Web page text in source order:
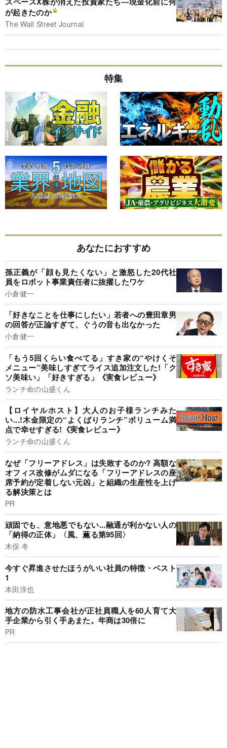
が起きたのか
The Wall Street Journal
特集
あなたにおすすめ
孫正義が「顔も見たくない」と激怒した20代社
員をロボット事業責任者に抜擢したワケ
小倉健一
「好きなことを仕事にしたい」若者への豊田章男
の回答が正論すぎて、ぐうの音も出なかった
小倉健一
「もう5回くらい食べてる」すき家の“やけくそ
メニュー”美味しすぎてライス追加注文した!「ク
ソ美味い」「好きすぎる」《実食レビュー》
ランチ命の山盛くん
【ロイヤルホスト】大人のお子様ランチみた
い...!木金限定の“よくばりランチ”ボリューム満
点で幸せすぎる!《実食レビュー》
ランチ命の山盛くん
なぜ「フリーアドレス」は失敗するのか? 高額な
オフィス改修がムダになる「フリーアドレスの座
席予約が定着しない元凶」と組織の生産性を上げ
る解決策とは
PR
頑固でも、意地悪でもない...融通が利かない人の
「納得の正体」〈風、薫る第95回〉
木俣 冬
今すぐ昇進させたほうがいい社員の特徴・ベスト
1
本田淳也
地方の防水工事会社が正社員職人を60人育て大
手企業から引く手あまた。年商は30倍に
PR